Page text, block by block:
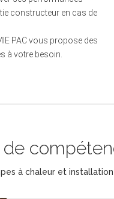
constructeur en cas de
PAC vous propose des
à votre besoin.
à chaleur et